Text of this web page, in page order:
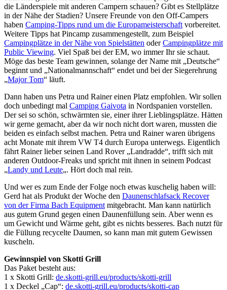
die Länderspiele mit anderen Campern schauen? Gibt es Stellplätze
in der Nähe der Stadien? Unsere Freunde von den Off-Campers
haben Camping-Tipps rund um die Europameisterschaft vorbereitet.
Weitere Tipps hat Pincamp zusammengestellt, zum Beispiel
Campingplätze in der Nähe von Spielstätten oderCampingplätze mit
Public Viewing. Viel Spaß bei der EM, wo immer Ihr sie schaut.
Möge das beste Team gewinnen, solange der Name mit „Deutsche“
beginnt und „Nationalmannschaft“ endet und bei der Siegerehrung
„Major Tom“ läuft.
Dann haben uns Petra und Rainer einen Platz empfohlen. Wir sollen
doch unbedingt mal Camping Gaivota in Nordspanien vorstellen.
Der sei so schön, schwärmten sie, einer ihrer Lieblingsplätze. Hätten
wir gerne gemacht, aber da wir noch nicht dort waren, mussten die
beiden es einfach selbst machen. Petra und Rainer waren übrigens
acht Monate mit ihrem VW T4 durch Europa unterwegs. Eigentlich
fährt Rainer lieber seinen Land Rover „Landradde“, trifft sich mit
anderen Outdoor-Freaks und spricht mit ihnen in seinem Podcast
„Landy und Leute„. Hört doch mal rein.
Und wer es zum Ende der Folge noch etwas kuschelig haben will:
Gerd hat als Produkt der Woche den Daunenschlafsack Recover
von der Firma Bach Equipment mitgebracht. Man kann natürlich
aus gutem Grund gegen einen Daunenfüllung sein. Aber wenn es
um Gewicht und Wärme geht, gibt es nichts besseres. Bach nutzt für
die Füllung recycelte Daumen, so kann man mit gutem Gewissen
kuscheln.
Gewinnspiel von Skotti Grill
Das Paket besteht aus:
1 x Skotti Grill: de.skotti-grill.eu/products/skotti-grill
1 x Deckel „Cap“: de.skotti-grill.eu/products/skotti-cap